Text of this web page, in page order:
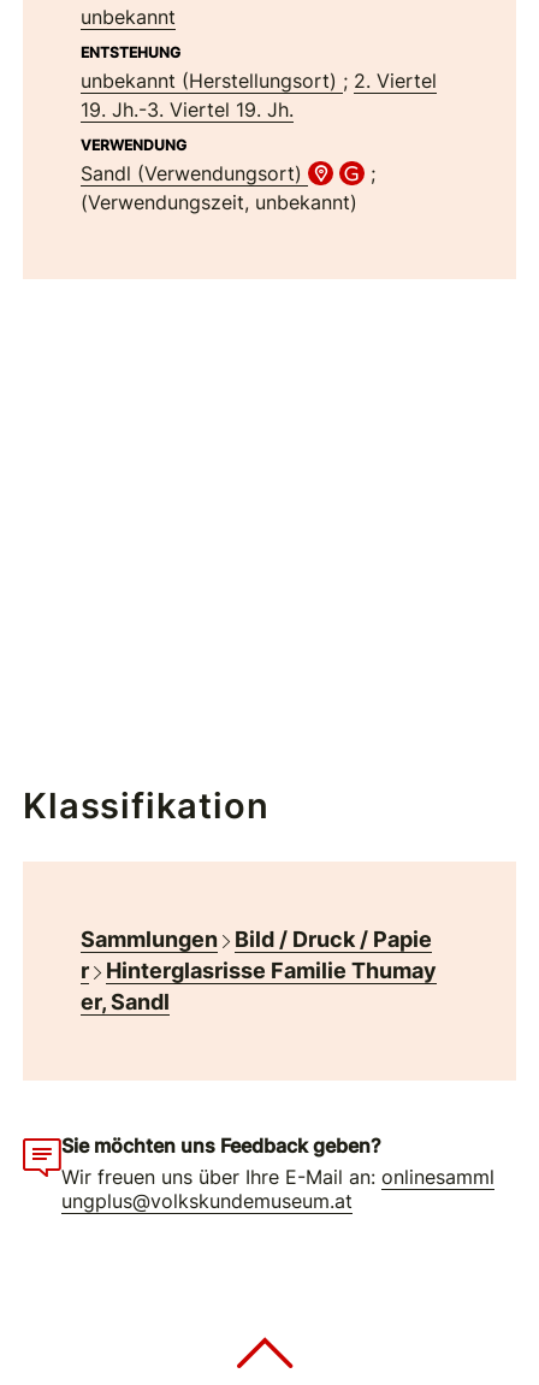
unbekannt
ENTSTEHUNG
unbekannt (Herstellungsort) ; 2. Viertel
19. Jh.-3. Viertel 19. Jh.
VERWENDUNG
Sandl (Verwendungsort)
;
(Verwendungszeit, unbekannt)
Klassifikation
Sammlungen
Bild / Druck / Papie
r
Hinterglasrisse Familie Thumay
er, Sandl
Sie möchten uns Feedback geben?
Wir freuen uns über Ihre E-Mail an:onlinesamml
ungplus@volkskundemuseum.at